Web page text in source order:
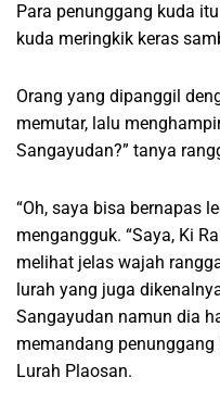
Para penunggang kuda
kuda meringkik keras
Orang yang dipanggil
memutar, lalu
Sangayudan?” tanya
“Oh, saya bisa bernapas
mengangguk. “Saya, Ki
melihat jelas wajah
lurah yang juga
Sangayudan namun dia
memandang
Lurah Plaosan.